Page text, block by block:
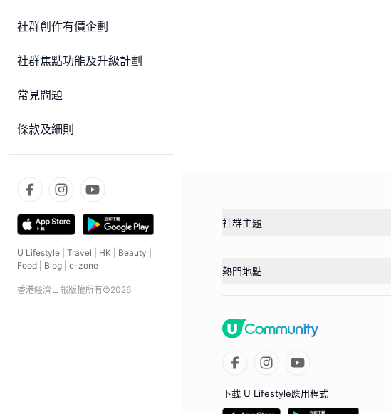
社群創作有價企劃
社群焦點功能及升級計劃
常見問題
條款及細則
U Lifestyle Travel HK Beauty
Food
Blog e-zone
香港經濟日報版權所有©2026
社群主題
熱門地點
下載 U Lifestyle應用程式